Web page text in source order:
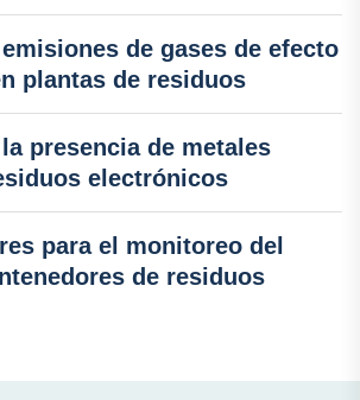
de gases de efecto
plantas de residuos
presencia de metales
electrónicos
para el monitoreo del
de residuos